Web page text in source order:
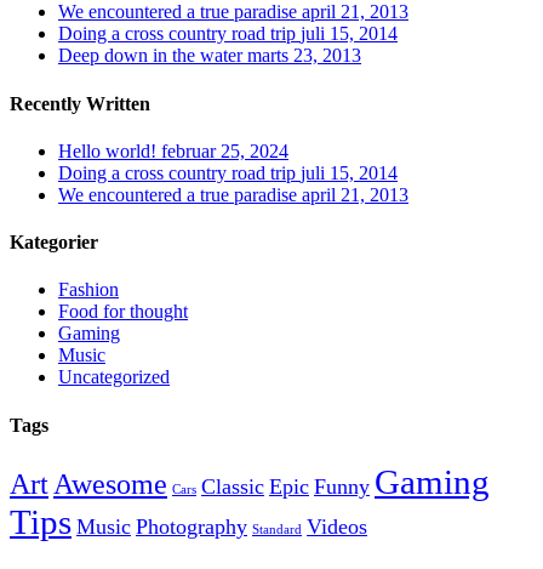
We encountered a true paradise april 21, 2013
Doing a cross country road trip juli 15, 2014
Deep down in the water marts 23, 2013
Recently Written
Hello world! februar 25, 2024
Doing a cross country road trip juli 15, 2014
We encountered a true paradise april 21, 2013
Kategorier
Fashion
Food for thought
Gaming
Music
Uncategorized
Tags
Art Awesome Cars Classic Epic Funny Gaming
Tips Music Photography Standard Videos